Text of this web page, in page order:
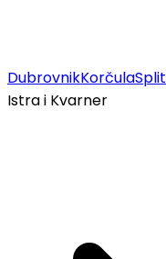
DubrovnikKorčulaSplit
Istra i Kvarner